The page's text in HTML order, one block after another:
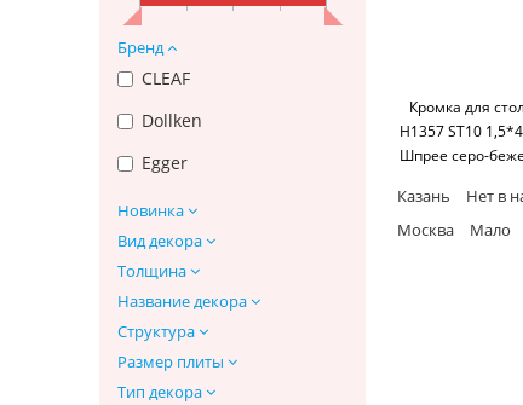
Бренд
CLEAF
Dollken
Egger
Новинка
Вид декора
Толщина
Название декора
Структура
Размер плиты
Тип декора
Кромка для
H1357 ST10
Шпрее серо-
Казань
Нет в
Москва
Мало